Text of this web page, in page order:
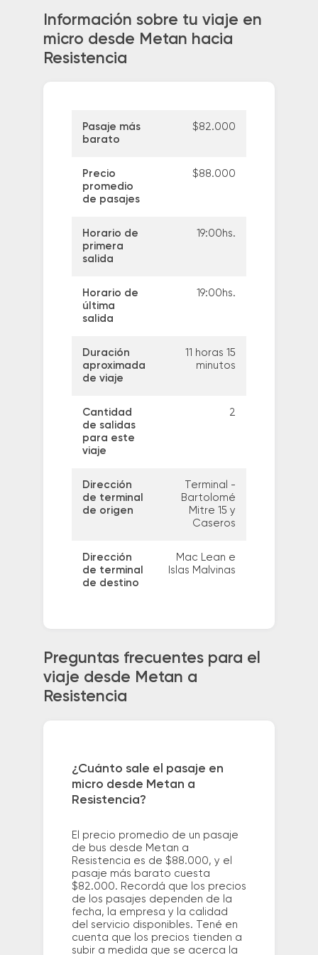
Información sobre tu viaje en
micro desde Metan hacia
Resistencia
Pasaje más
barato
$82.000
Precio
promedio
de pasajes
$88.000
Horario de
primera
salida
19:00hs.
Horario de
última
salida
19:00hs.
Duración
aproximada
de viaje
11 horas 15
minutos
Cantidad
de salidas
para este
viaje
2
Dirección
de terminal
de origen
Terminal -
Bartolomé
Mitre 15 y
Caseros
Dirección
de terminal
de destino
Mac Lean e
Islas Malvinas
Preguntas frecuentes para el
viaje desde Metan a
Resistencia
¿Cuánto sale el pasaje en
micro desde Metan a
Resistencia?
El precio promedio de un pasaje
de bus desde Metan a
Resistencia es de $88.000, y el
pasaje más barato cuesta
$82.000. Recordá que los precios
de los pasajes dependen de la
fecha, la empresa y la calidad
del servicio disponibles. Tené en
cuenta que los precios tienden a
subir a medida que se acerca la